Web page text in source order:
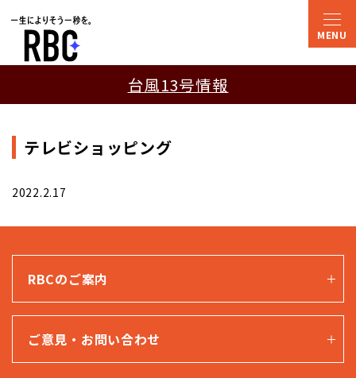
台風13号情報
テレビショッピング
2022.2.17
RBCのご案内
ご意見・お問い合わせ